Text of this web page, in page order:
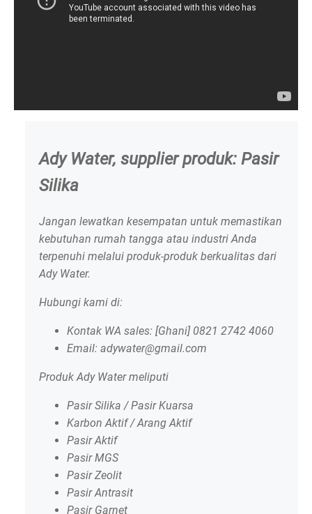
Ady Water, supplier produk: Pasir
Silika
Jangan lewatkan kesempatan untuk memastikan
kebutuhan rumah tangga atau industri Anda
terpenuhi melalui produk-produk berkualitas dari
Ady Water.
Hubungi kami di:
Kontak WA sales: [Ghani] 0821 2742 4060
Email: adywater@gmail.com
Produk Ady Water meliputi
Pasir Silika / Pasir Kuarsa
Karbon Aktif / Arang Aktif
Pasir Aktif
Pasir MGS
Pasir Zeolit
Pasir Antrasit
Pasir Garnet